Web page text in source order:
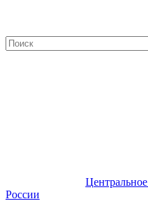
России